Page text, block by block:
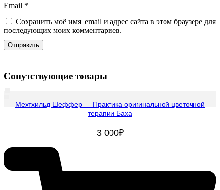
Email *
Сохранить моё имя, email и адрес сайта в этом браузере для
последующих моих комментариев.
Сопутствующие товары
Мехтхильд Шеффер — Практика оригинальной цветочной
терапии Баха
3 000₽